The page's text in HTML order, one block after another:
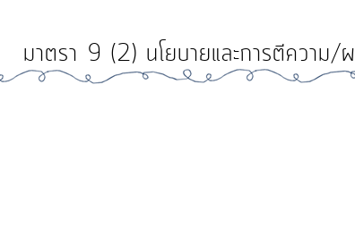
มาตรา 9 (2) นโยบายและการตีความ/